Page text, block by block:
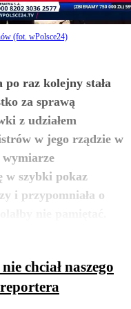
(fot. wPolsce24)
raz kolejny stała
za sprawą
z udziałem
w jego rządzie w
w szybki pokaz
i przypomniała o
więcej
chciał naszego